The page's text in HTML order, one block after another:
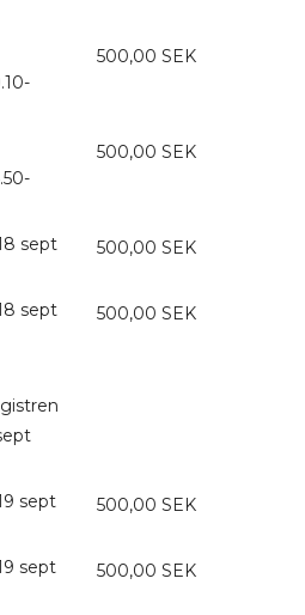
500,00 SEK
500,00 SEK
sept
500,00 SEK
sept
500,00 SEK
sept
500,00 SEK
sept
500,00 SEK